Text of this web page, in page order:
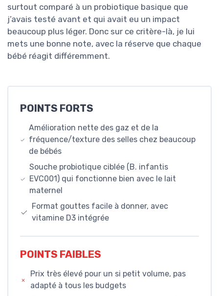
surtout comparé à un probiotique basique que
j’avais testé avant et qui avait eu un impact
beaucoup plus léger. Donc sur ce critère-là, je lui
mets une bonne note, avec la réserve que chaque
bébé réagit différemment.
POINTS FORTS
Amélioration nette des gaz et de la
fréquence/texture des selles chez beaucoup
de bébés
Souche probiotique ciblée (B. infantis
EVC001) qui fonctionne bien avec le lait
maternel
Format gouttes facile à donner, avec
vitamine D3 intégrée
POINTS FAIBLES
Prix très élevé pour un si petit volume, pas
adapté à tous les budgets